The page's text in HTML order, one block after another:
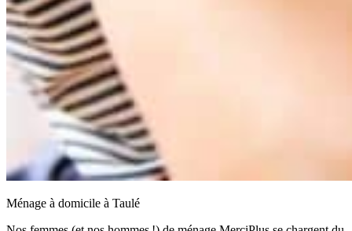
Ménage à domicile à Taulé